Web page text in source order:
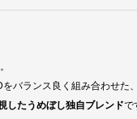
バランス良く組み合わせた、
したうめぼし独自ブレンドで